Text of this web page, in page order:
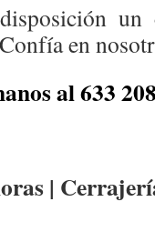
un
en
al 633
|